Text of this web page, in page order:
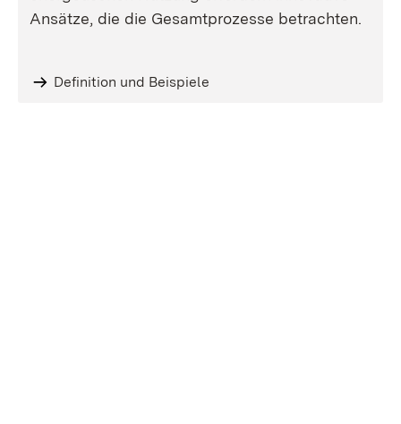
Ansätze, die die Gesamtprozesse betrachten.
Definition und Beispiele